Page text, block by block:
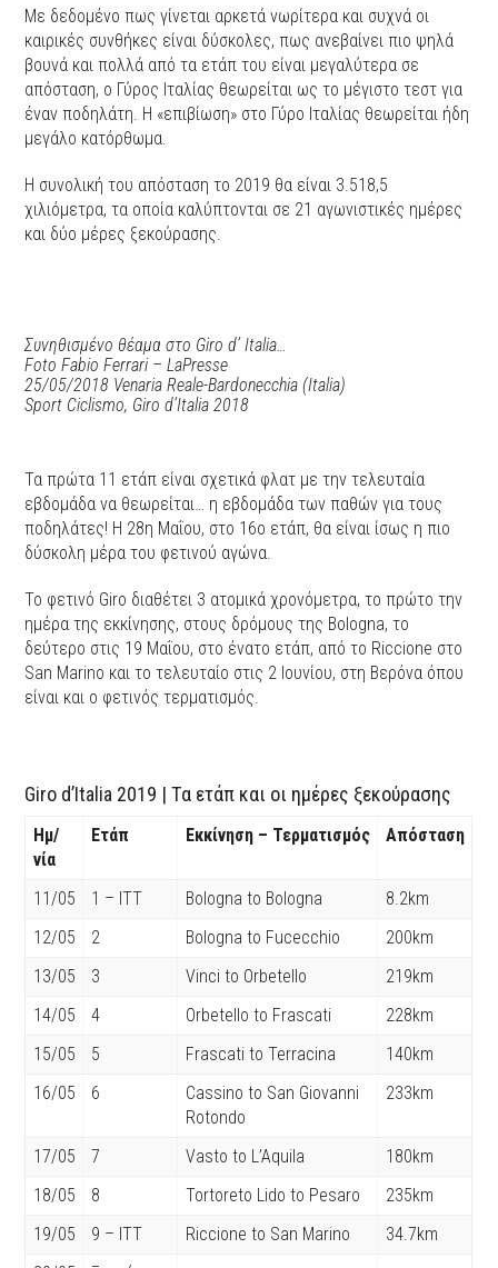
Με δεδομένο πως γίνεται αρκετά νωρίτερα και συχνά οι
καιρικές συνθήκες είναι δύσκολες, πως ανεβαίνει πιο ψηλά
βουνά και πολλά από τα ετάπ του είναι μεγαλύτερα σε
απόσταση, o Γύρος Ιταλίας θεωρείται ως το μέγιστο τεστ για
έναν ποδηλάτη. Η «επιβίωση» στο Γύρο Ιταλίας θεωρείται ήδη
μεγάλο κατόρθωμα.
Η συνολική του απόσταση το 2019 θα είναι 3.518,5
χιλιόμετρα, τα οποία καλύπτονται σε 21 αγωνιστικές ημέρες
και δύο μέρες ξεκούρασης.
Συνηθισμένο θέαμα στο Giro d’ Italia…
Foto Fabio Ferrari – LaPresse
25/05/2018 Venaria Reale-Bardonecchia (Italia)
Sport Ciclismo, Giro d’Italia 2018
Τα πρώτα 11 ετάπ είναι σχετικά φλατ με την τελευταία
εβδομάδα να θεωρείται… η εβδομάδα των παθών για τους
ποδηλάτες! Η 28η Μαΐου, στο 16ο ετάπ, θα είναι ίσως η πιο
δύσκολη μέρα του φετινού αγώνα.
Το φετινό Giro διαθέτει 3 ατομικά χρονόμετρα, το πρώτο την
ημέρα της εκκίνησης, στους δρόμους της Bologna, το
δεύτερο στις 19 Μαΐου, στο ένατο ετάπ, από το Riccione στο
San Marino και το τελευταίο στις 2 Ιουνίου, στη Βερόνα όπου
είναι και ο φετινός τερματισμός.
Giro d’Italia 2019 | Tα ετάπ και οι ημέρες ξεκούρασης
Ημ/
νία
Ετάπ Εκκίνηση – Τερματισμός Απόσταση
11/05 1 – ITT Bologna to Bologna
8.2km
12/05
2 Bologna to Fucecchio
200km
13/05
3 Vinci to Orbetello
219km
14/05
4 Orbetello to Frascati
228km
15/05
5 Frascati to Terracina
140km
16/05
6
Cassino to San Giovanni
Rotondo
233km
17/05 7 Vasto to L’Aquila
180km
18/05
8 Tortoreto Lido to Pesaro
235km
19/05
9 – ITT Riccione to San Marino
34.7km